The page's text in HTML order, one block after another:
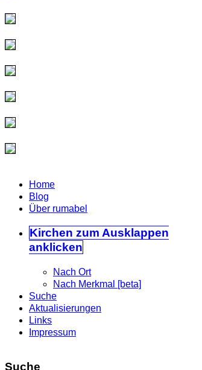
Home
Blog
Über rumabel
Kirchen zum Ausklappen
anklicken
Nach Ort
Nach Merkmal [beta]
Suche
Aktualisierungen
Links
Impressum
Suche